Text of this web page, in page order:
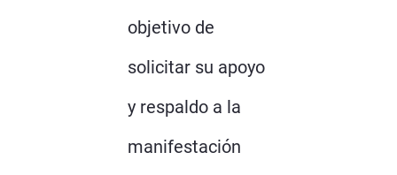
objetivo de
solicitar su apoyo
y respaldo a la
manifestación